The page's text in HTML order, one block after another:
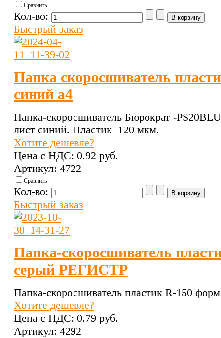
Сравнить
Кол-во:
Быстрый заказ
Папка скоросшиватель
синий а4
Папка-скоросшиватель Бюрократ -
лист синий. Пластик 120 мкм.
Хотите дешевле?
Цена с НДС: 0.92 pуб.
Артикул: 4722
Сравнить
Кол-во:
Быстрый заказ
Папка-скоросшиватель
серый РЕГИСТР
Папка-скоросшиватель пластик R-150
Хотите дешевле?
Цена с НДС: 0.79 pуб.
Артикул: 4292